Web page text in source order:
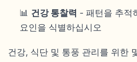
📊 건강 통찰력 - 패턴을 추적
요인을 식별하십시오
건강, 식단 및 통풍 관리를 위한